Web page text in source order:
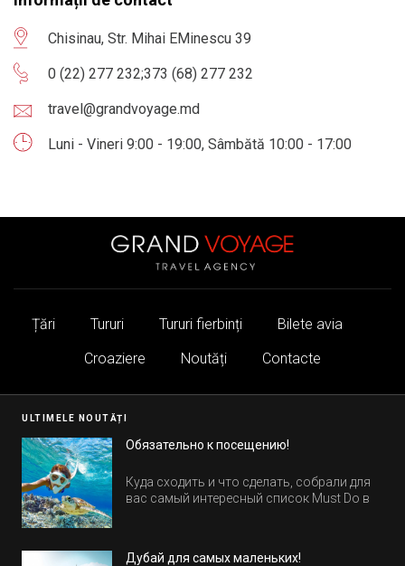
Chisinau, Str. Mihai EMinescu 39
0 (22) 277 232;373 (68) 277 232
travel@grandvoyage.md
Luni - Vineri 9:00 - 19:00, Sâmbătă 10:00 - 17:00
Țări Tururi Tururi fierbinți
Bilete avia
Croaziere
Noutăți Contacte
ULTIMELE NOUTĂȚI
Обязательно к посещению!
Куда сходить и что сделать, собрали для
вас самый интересный список Must Do в
Дубай для самых маленьких!